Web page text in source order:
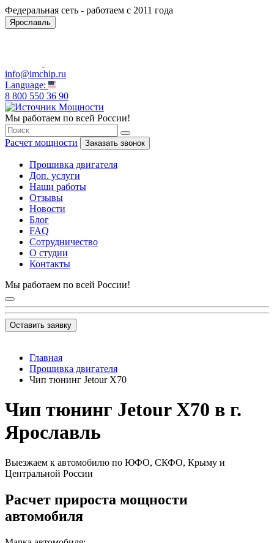
Федеральная сеть - работаем с 2011 года
Ярославль
info@imchip.ru
Language:
8 800 550 36 90
Мы работаем по всей России!
Расчет мощности Заказать звонок
Прошивка двигателя
Доп. услуги
Наши работы
Отзывы
Новости
Блог
FAQ
Сотрудничество
О студии
Контакты
Мы работаем по всей России!
Оставить заявку
Главная
Прошивка двигателя
Чип тюнинг Jetour X70
Чип тюнинг Jetour X70 в г.
Ярославль
Выезжаем к автомобилю по ЮФО, СКФО, Крыму и
Центральной России
Расчет прироста мощности
автомобиля